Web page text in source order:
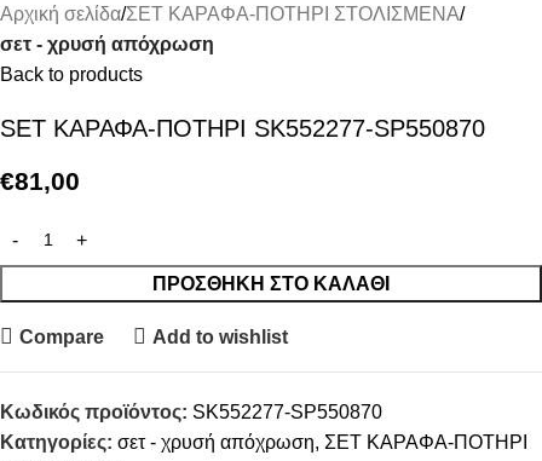
Αρχική σελίδα ΣΕΤ ΚΑΡΑΦΑ-ΠΟΤΗΡΙ ΣΤΟΛΙΣΜΕΝΑ
σετ - χρυσή απόχρωση
Back to products
SET ΚΑΡΑΦΑ-ΠΟΤΗΡΙ SK552277-SP550870
€81,00
ΠΡΟΣΘΉΚΗ ΣΤΟ ΚΑΛΆΘΙ
Compare Add to wishlist
Κωδικός προϊόντος: SK552277-SP550870
Κατηγορίες: σετ - χρυσή απόχρωση, ΣΕΤ ΚΑΡΑΦΑ-ΠΟΤΗΡΙ